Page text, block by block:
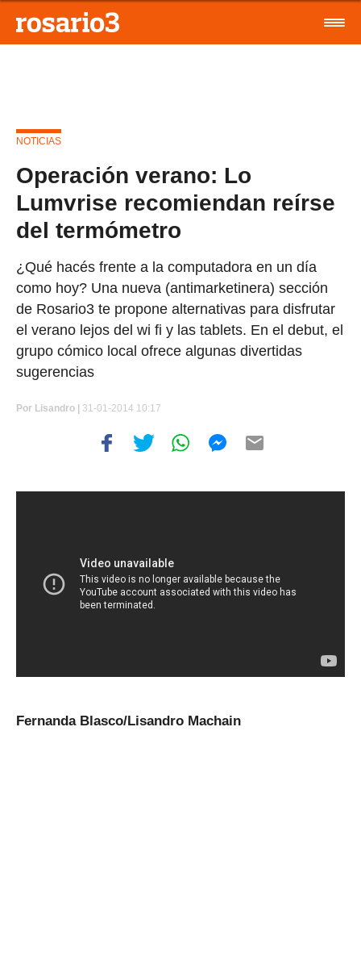
NOTICIAS
Operación verano: Lo
Lumvrise recomiendan reírse
del termómetro
¿Qué hacés frente a la computadora en un día
como hoy? Una nueva (antimarketinera) sección
de Rosario3 te propone alternativas para disfrutar
el verano lejos del wi fi y las tablets. En el debut, el
grupo cómico local ofrece algunas divertidas
sugerencias
Por Lisandro | 31-01-2014 10:17
Fernanda Blasco/Lisandro Machain